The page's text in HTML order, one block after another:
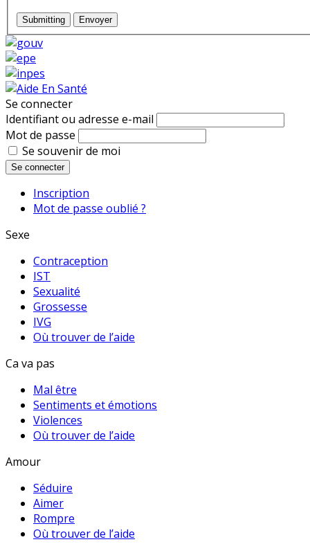
Submitting Envoyer
Se connecter
Identifiant ou adresse e-mail
Mot de passe
Se souvenir de moi
Se connecter
Inscription
Mot de passe oublié ?
Sexe
Contraception
IST
Sexualité
Grossesse
IVG
Où trouver de l’aide
Ca va pas
Mal être
Sentiments et émotions
Violences
Où trouver de l’aide
Amour
Séduire
Aimer
Rompre
Où trouver de l’aide